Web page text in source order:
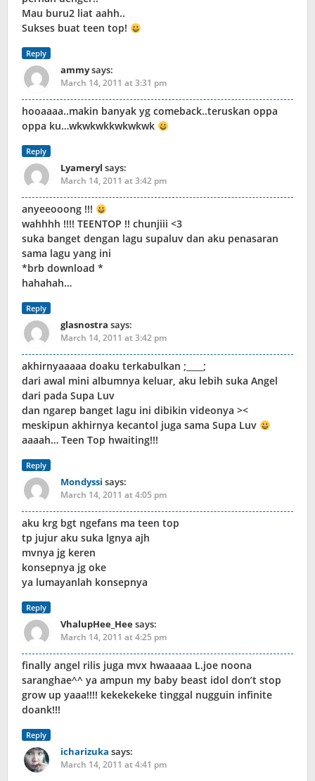
Mau buru2 liat aahh..
Sukses buat teen top!
Reply
ammysays:
March 14, 2011 at 3:31 pm
hooaaaa..makin banyak yg comeback..teruskan oppa
oppa ku…wkwkwkkwkwkwk
Reply
Lyameryl says:
March 14, 2011 at 3:42 pm
anyeeooong !!!
wahhhh !!!! TEENTOP !! chunjiii <3
suka banget dengan lagu supaluv dan aku penasaran
sama lagu yang ini
*brb download *
hahahah…
Reply
glasnostra says:
March 14, 2011 at 3:42 pm
akhirnyaaaaa doaku terkabulkan ;____;
dari awal mini albumnya keluar, aku lebih suka Angel
dari pada Supa Luv
dan ngarep banget lagu ini dibikin videonya ><
meskipun akhirnya kecantol juga sama Supa Luv
aaaah… Teen Top hwaiting!!!
Reply
Mondyssi says:
March 14, 2011 at 4:05 pm
aku krg bgt ngefans ma teen top
tp jujur aku suka lgnya ajh
mvnya jg keren
konsepnya jg oke
ya lumayanlah konsepnya
Reply
VhalupHee_Heesays:
March 14, 2011 at 4:25 pm
finally angel rilis juga mvx hwaaaaa L.joe noona
saranghae^^ ya ampun my baby beast idol don’t stop
grow up yaaa!!!! kekekekeke tinggal nugguin infinite
doank!!!
Reply
icharizuka says:
March 14, 2011 at 4:41 pm